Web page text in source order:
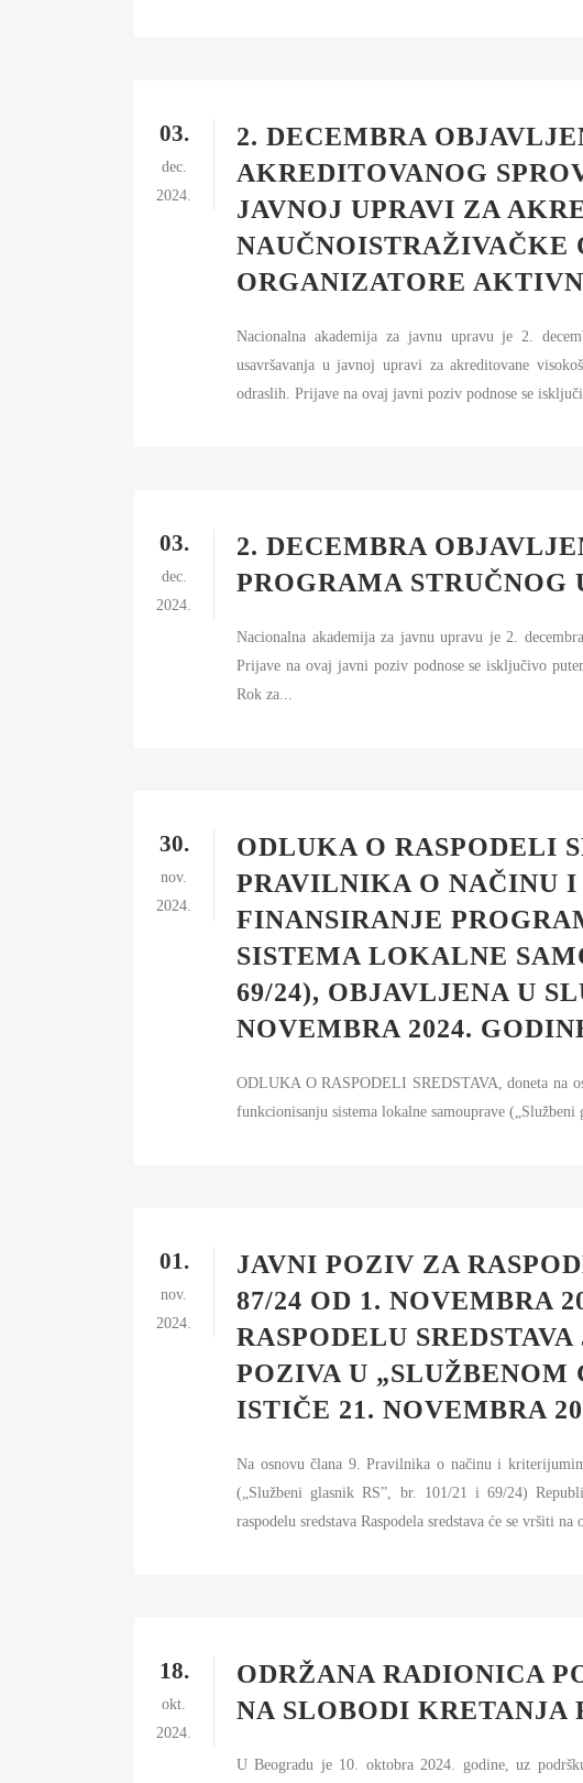
03.
dec.
2024.
2. DECEMBRA
AKREDITOVANOG
JAVNOJ UPRAVI ZA
NAUČNOISTRAŽIVAČKE
ORGANIZATORE
Nacionalna akademija za javnu upravu je 2.
usavršavanja u javnoj upravi za akreditovane
odraslih. Prijave na ovaj javni poziv podnose se
03.
dec.
2024.
2. DECEMBRA
PROGRAMA STRUČNOG
Nacionalna akademija za javnu upravu je 2.
Prijave na ovaj javni poziv podnose se isključivo
Rok za...
30.
nov.
2024.
ODLUKA O RASPODELI
PRAVILNIKA O NAČINU I
FINANSIRANJE
SISTEMA LOKALNE
69/24), OBJAVLJENA U
NOVEMBRA 2024.
ODLUKA O RASPODELI SREDSTAVA, doneta na
funkcionisanju sistema lokalne samouprave
01.
nov.
2024.
JAVNI POZIV ZA
87/24 OD 1. NOVEMBRA
RASPODELU
POZIVA U „SLUŽBENOM
ISTIČE 21. NOVEMBRA
Na osnovu člana 9. Pravilnika o načinu i
(„Službeni glasnik RS”, br. 101/21 i 69/24)
raspodelu sredstava Raspodela sredstava će se vršiti
18.
okt.
2024.
ODRŽANA RADIONICA
NA SLOBODI KRETANJA
U Beogradu je 10. oktobra 2024. godine, uz